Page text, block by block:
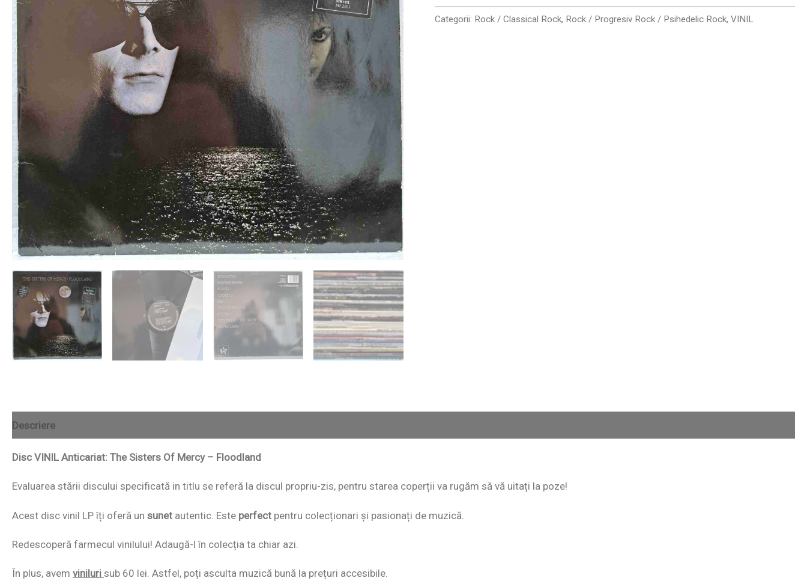
VG+
Categorii: Rock / Classical Rock, Rock / Progresiv Rock / Psihedelic Rock,VINIL
Descriere
Disc VINIL Anticariat: The Sisters Of Mercy – Floodland
Evaluarea stării discului specificată in titlu se referă la discul propriu-zis, pentru starea coperții va rugăm să vă uitați la poze!
Acest disc vinil LP îți oferă un sunet autentic. Este perfect pentru colecționari și pasionați de muzică.
Redescoperă farmecul vinilului! Adaugă-l în colecția ta chiar azi.
În plus, avem viniluri sub 60 lei. Astfel, poți asculta muzică bună la prețuri accesibile.